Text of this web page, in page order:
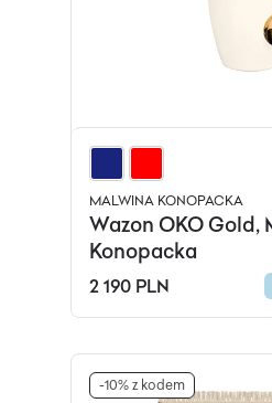
MALWINA KONOPACKA
Wazon OKO Gold,
Konopacka
2 190 PLN
-10% z kodem